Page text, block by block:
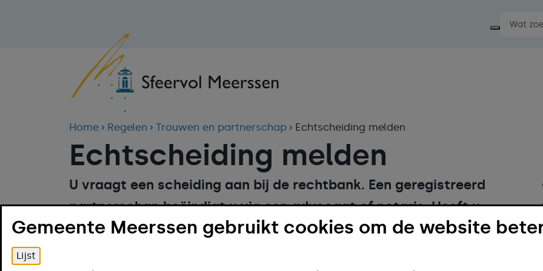
Home Regelen Trouwen en partnerschap Echtscheiding melden
Echtscheiding melden
U vraagt een scheiding aan bij de rechtbank. Een geregistreerd
partnerschap beëindigt u via een advocaat of notaris. Heeft u
minderjarige kinderen of bent u het niet met elkaar eens? Dan
Gemeente Meerssen gebruikt cookies om de website
Lijst